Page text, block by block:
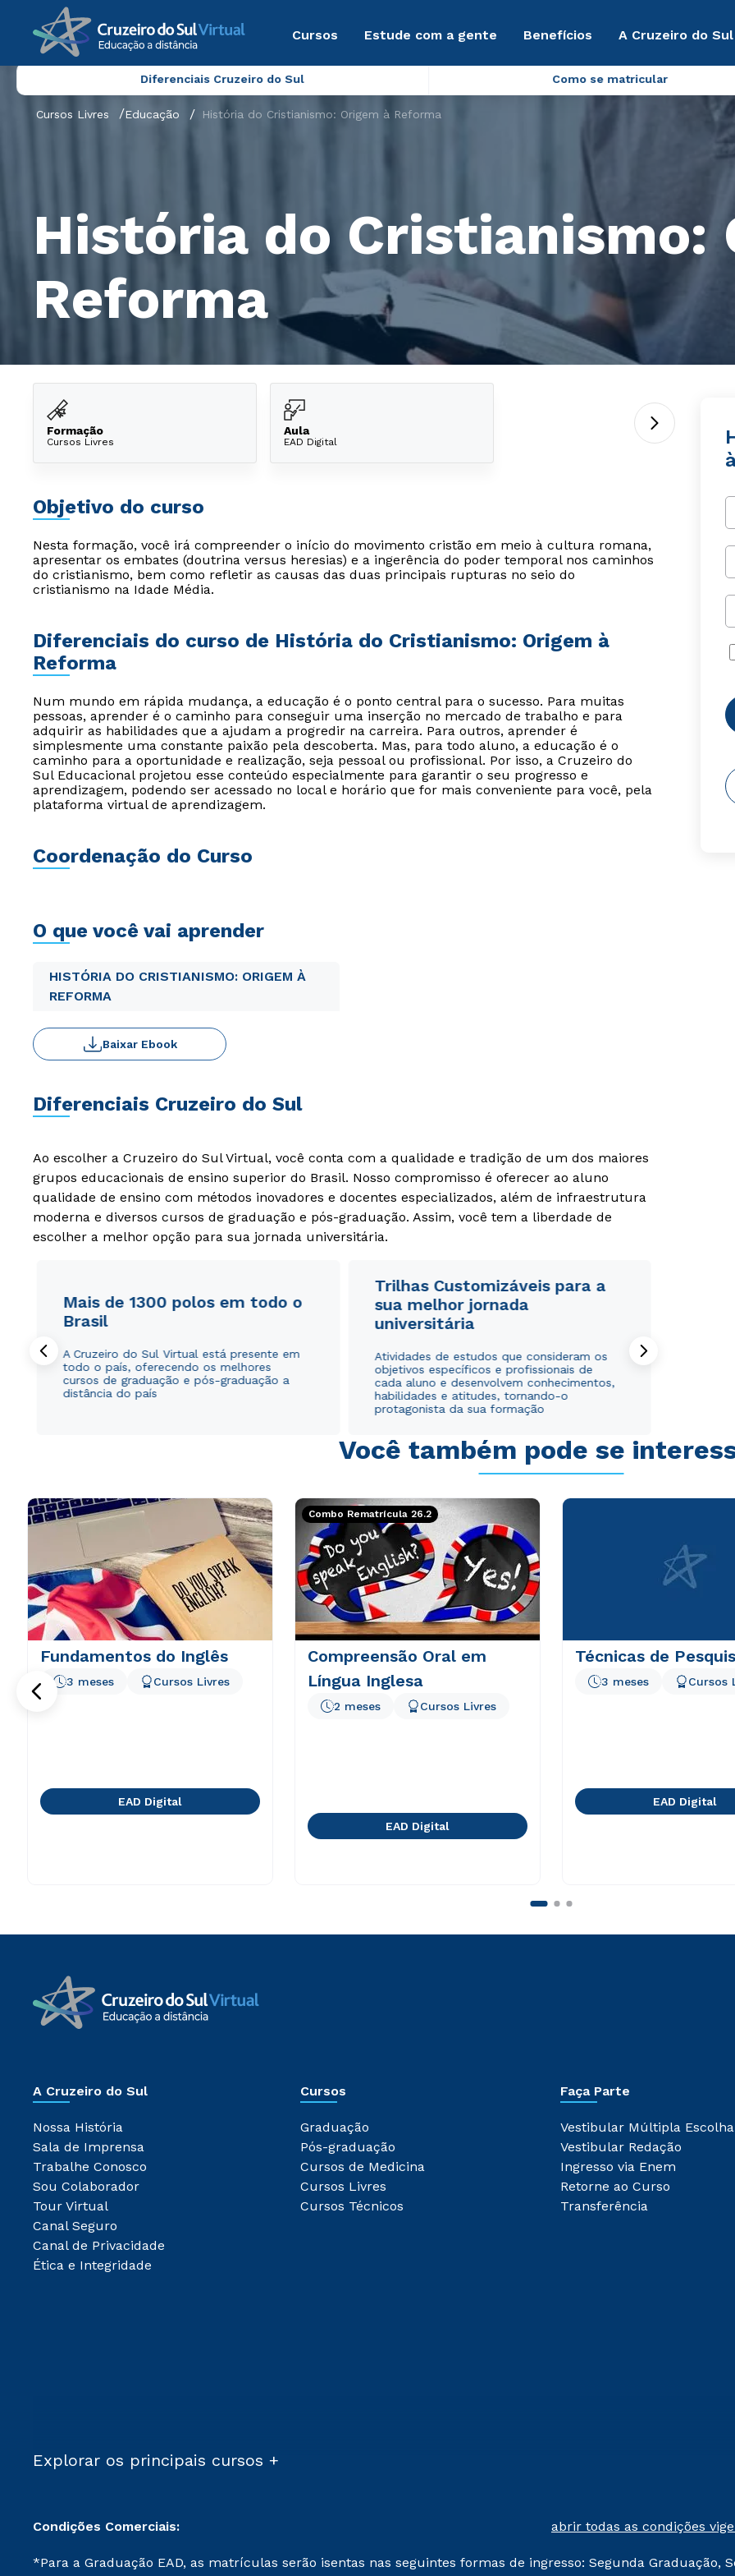
Cursos Estude com a gente Benefícios A Cruzeiro do
Diferenciais Cruzeiro do Sul Como se matricular
Cursos Livres Educação História do Cristianismo: Origem à Reforma
História do Cristianismo:
Reforma
Formação
Cursos Livres
Aula
EAD Digital
Objetivo do curso
Nesta formação, você irá compreender o início do movimento cristão em meio à cultura romana,
apresentar os embates (doutrina versus heresias) e a ingerência do poder temporal nos caminhos
do cristianismo, bem como refletir as causas das duas principais rupturas no seio do
cristianismo na Idade Média.
Diferenciais do curso de História do Cristianismo: Origem à
Reforma
Num mundo em rápida mudança, a educação é o ponto central para o sucesso. Para muitas
pessoas, aprender é o caminho para conseguir uma inserção no mercado de trabalho e para
adquirir as habilidades que a ajudam a progredir na carreira. Para outros, aprender é
simplesmente uma constante paixão pela descoberta. Mas, para todo aluno, a educação é o
caminho para a oportunidade e realização, seja pessoal ou profissional. Por isso, a Cruzeiro do
Sul Educacional projetou esse conteúdo especialmente para garantir o seu progresso e
aprendizagem, podendo ser acessado no local e horário que for mais conveniente para você, pela
plataforma virtual de aprendizagem.
Coordenação do Curso
O que você vai aprender
HISTÓRIA DO CRISTIANISMO: ORIGEM À
REFORMA
Baixar Ebook
Diferenciais Cruzeiro do Sul
Ao escolher a Cruzeiro do Sul Virtual, você conta com a qualidade e tradição de um dos maiores
grupos educacionais de ensino superior do Brasil. Nosso compromisso é oferecer ao aluno
qualidade de ensino com métodos inovadores e docentes especializados, além de infraestrutura
moderna e diversos cursos de graduação e pós-graduação. Assim, você tem a liberdade de
escolher a melhor opção para sua jornada universitária.
Mais de 1300 polos em todo o
Brasil
A Cruzeiro do Sul Virtual está presente em
todo o país, oferecendo os melhores
cursos de graduação e pós-graduação a
distância do país
Trilhas Customizáveis para a
sua melhor jornada
universitária
Atividades de estudos que consideram os
objetivos específicos e profissionais de
cada aluno e desenvolvem conhecimentos,
habilidades e atitudes, tornando-o
protagonista da sua formação
Você também pode se
Fundamentos do Inglês
3 meses Cursos Livres
EAD Digital
Combo Rematrícula 26.2
Compreensão Oral em
Língua Inglesa
2 meses Cursos Livres
EAD Digital
Técnicas de
3 meses Cursos
EAD Digital
A Cruzeiro do Sul
Nossa História
Sala de Imprensa
Trabalhe Conosco
Sou Colaborador
Tour Virtual
Canal Seguro
Canal de Privacidade
Ética e Integridade
Cursos
Graduação
Pós-graduação
Cursos de Medicina
Cursos Livres
Cursos Técnicos
Faça Parte
Vestibular Múltipla Escolha
Vestibular Redação
Ingresso via Enem
Retorne ao Curso
Transferência
Explorar os principais cursos +
Condições Comerciais: abrir todas as condições
*Para a Graduação EAD, as matrículas serão isentas nas seguintes formas de ingresso: Segunda Graduação,
WhatsApp
Estou de acordo com a Política de Privacidade.
autorizo que meus dados sejam utilizados para o
envio de conteúdos da Cruzeiro do Sul.
WhatsApp
Estou de acordo com a Política de Privacidade.
autorizo que meus dados sejam utilizados para o
envio de conteúdos da Cruzeiro do Sul.